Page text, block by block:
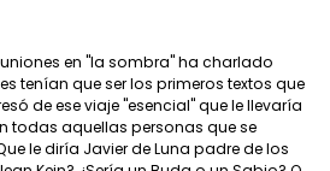
en "la sombra" ha charlado
tenían que ser los primeros textos que
de ese viaje "esencial" que le llevaría
todas aquellas personas que se
le diría Javier de Luna padre de los